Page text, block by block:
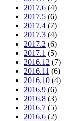
2017.6 (4)
2017.5 (6)
2017.4 (7)
2017.3 (4)
2017.2 (6)
2017.1 (5)
2016.12 (7)
2016.11 (6)
2016.10 (4)
2016.9 (6)
2016.8 (3)
2016.7 (5)
2016.6 (2)